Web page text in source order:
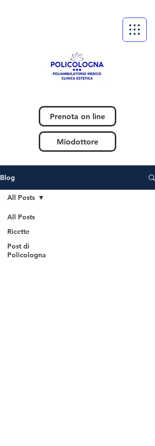
Prenota on line
Miodottore
Blog
All Posts
Ricette
Post di
Policologna
All Posts